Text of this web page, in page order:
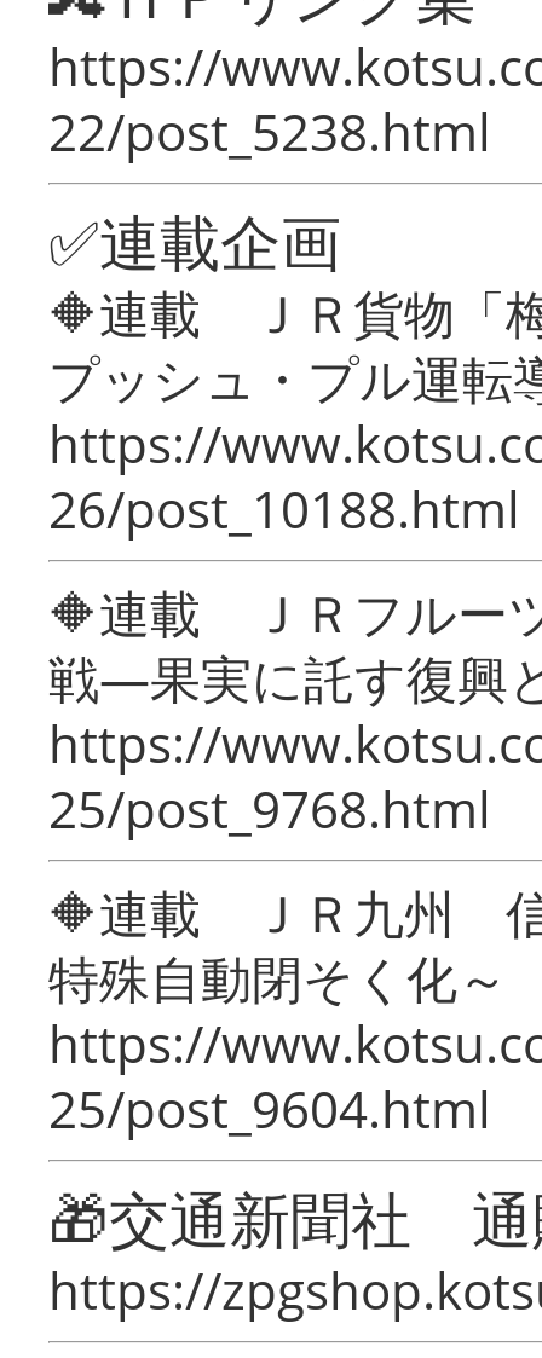
https://
22/post_5238.html
✅連載企画
🔶連載 ＪＲ貨物「
プッシュ・プル運転
https://
26/post_10188.html
🔶連載 ＪＲフルー
戦―果実に託す復興
https://
25/post_9768.html
🔶連載 ＪＲ九州 信
特殊自動閉そく化～
https://
25/post_9604.html
🎁交通新聞社
https://